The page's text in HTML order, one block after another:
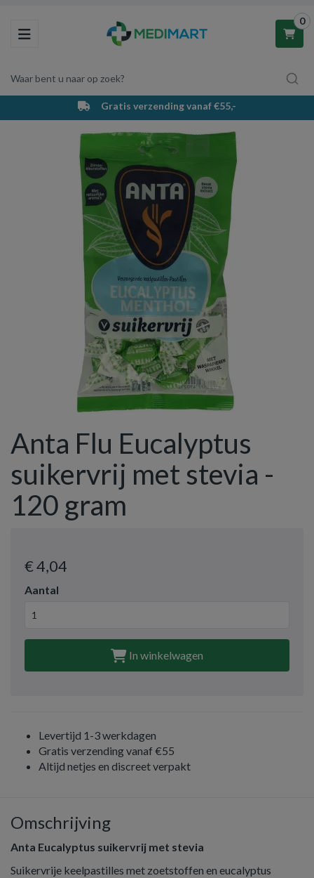
Toggle navigation
Waar bent u naar op zoek?
0
Winkelwagen
Uw winkelwagen is leeg.
Vul hem met producten.
Gratis verzending vanaf €55,-
Anta Flu Eucalyptus
suikervrij met stevia -
120 gram
€ 4,04
Aantal
In winkelwagen
Levertijd 1-3 werkdagen
Gratis verzending vanaf €55
Altijd netjes en discreet verpakt
Omschrijving
Anta Eucalyptus suikervrij met stevia
Suikervrije keelpastilles met zoetstoffen en eucalyptus